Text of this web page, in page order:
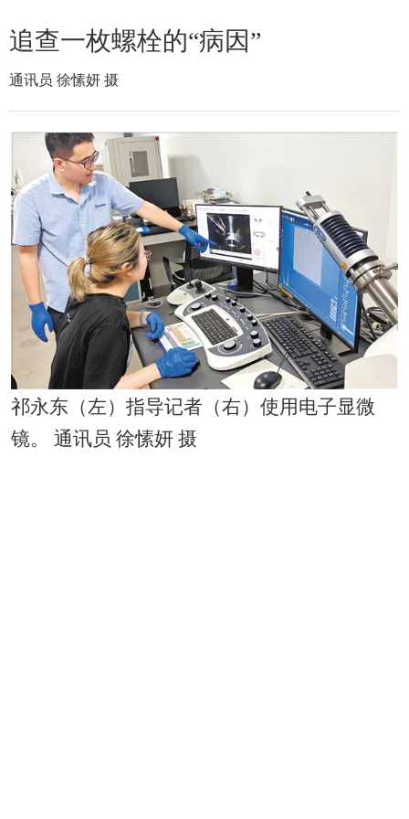
追查一枚螺栓的“病因”
通讯员 徐愫妍 摄
祁永东（左）指导记者（右）使用电子显微
镜。 通讯员 徐愫妍 摄